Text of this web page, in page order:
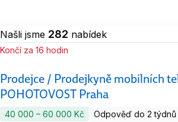
Našli jsme 282 nabídek
Prodejce / Prodejkyně mobilních
POHOTOVOST Praha
Končí za 16 hodin
40 000 ‍–‍ 60 000 Kč
Odpověď do 2 týdnů